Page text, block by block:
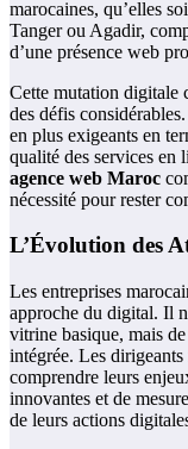
marocaines, qu’elles
Tanger ou Agadir,
d’une présence web
Cette mutation digitale
des défis
en plus exigeants en
qualité des services en
agence web Maroc
nécessité pour rester
L’Évolution des
Les entreprises
approche du digital. Il
vitrine basique, mais
intégrée. Les dirigeants
comprendre leurs
innovantes et de
de leurs actions